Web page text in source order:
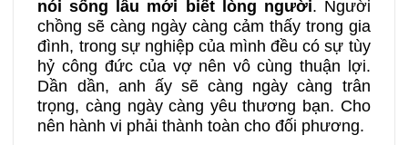
nói sống lâu mới biết lòng người. Người
chồng sẽ càng ngày càng cảm thấy trong gia
đình, trong sự nghiệp của mình đều có sự tùy
hỷ công đức của vợ nên vô cùng thuận lợi.
Dần dần, anh ấy sẽ càng ngày càng trân
trọng, càng ngày càng yêu thương bạn. Cho
nên hành vi phải thành toàn cho đối phương.